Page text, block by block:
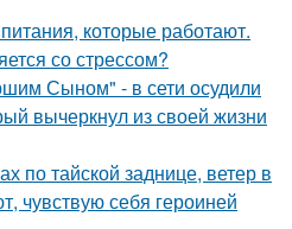
которые работают.
со стрессом?
Сыном" - в сети осудили
вычеркнул из своей жизни
по тайской заднице, ветер в
чувствую себя героиней